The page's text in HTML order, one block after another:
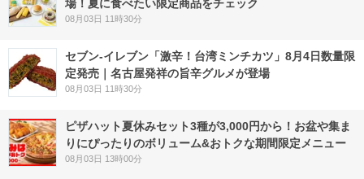
場！夏に食べたい限定商品をチェック
08月03日 11時30分
セブン-イレブン「激辛！台湾ミンチカツ」8月4日数量限
定発売｜名古屋発祥の旨辛グルメが登場
08月03日 11時30分
ピザハット夏休みセット3種が3,000円から！お盆や集ま
りにぴったりのボリューム&おトクな期間限定メニュー
08月03日 13時00分